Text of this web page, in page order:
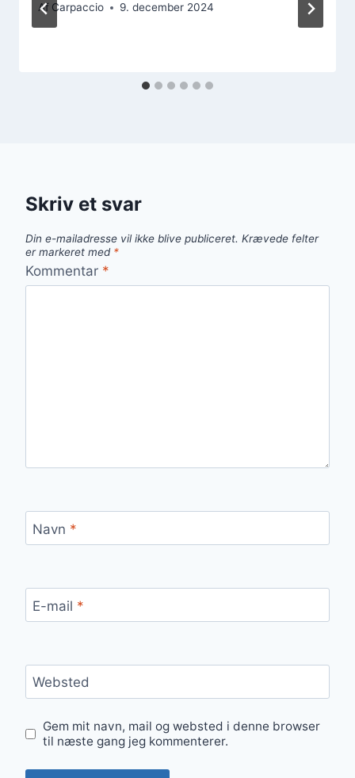
Af Carpaccio 9. december 2024
Skriv et svar
Din e-mailadresse vil ikke blive publiceret. Krævede felter
er markeret med *
Kommentar *
Navn *
E-mail *
Websted
Gem mit navn, mail og websted i denne browser
til næste gang jeg kommenterer.